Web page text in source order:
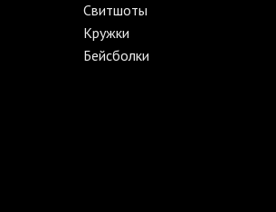
Свитшоты
Кружки
Бейсболки